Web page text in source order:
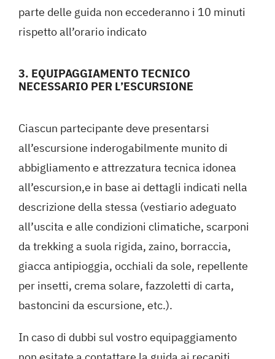
parte delle guida non eccederanno i 10 minuti
rispetto all’orario indicato
3. EQUIPAGGIAMENTO TECNICO
NECESSARIO PER L’ESCURSIONE
Ciascun partecipante deve presentarsi
all’escursione inderogabilmente munito di
abbigliamento e attrezzatura tecnica idonea
all’escursion,e in base ai dettagli indicati nella
descrizione della stessa (vestiario adeguato
all’uscita e alle condizioni climatiche, scarponi
da trekking a suola rigida, zaino, borraccia,
giacca antipioggia, occhiali da sole, repellente
per insetti, crema solare, fazzoletti di carta,
bastoncini da escursione, etc.).
In caso di dubbi sul vostro equipaggiamento